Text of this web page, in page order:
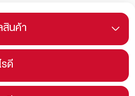
สินค้า
ดี